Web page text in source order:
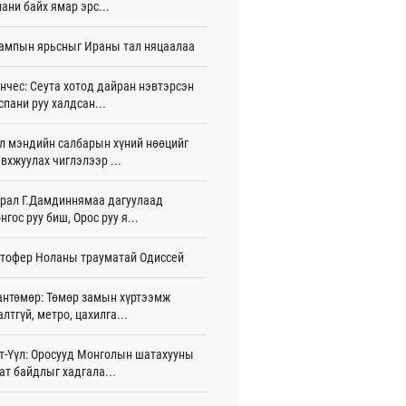
бэлтгэлээ хангаж байна
29 мин
байна
44 мин
15-наас улсын дугаарын тэгш,
хорооллын арын замыг өнөөдөр
цагаас хаана
цаг 38 мин
дизель түлшний онцгой албан
тэглэлээ
15 цаг 58 мин
гүнж Евгени гурав дахь хүүхдээ
авлаа
15 цаг 50 мин
байх ямар эрс...
ярьсныг Ираны тал няцаалаа
Сеута хотод дайран нэвтэрсэн
руу халдсан...
мэндийн салбарын хүний нөөцийг
чиглэлээр ...
Г.Дамдиннямаа дагуулаад
руу биш, Орос руу я...
Ноланы трауматай Одиссей
Төмөр замын хүртээмж
метро, цахилга...
Үүл: Оросууд Монголын шатахууны
байдлыг хадгала...